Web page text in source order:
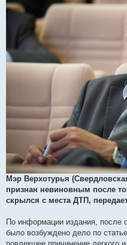
Мэр Верхотурья
признан невиновным после
скрылся с места ДТП,
По информации издания, после
было возбуждено дело по